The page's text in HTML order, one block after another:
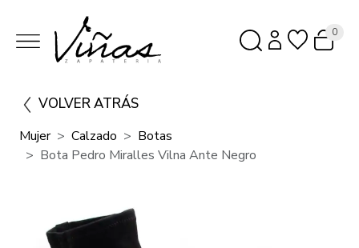
0
VOLVER ATRÁS
Mujer Calzado
Botas
Bota Pedro Miralles Vilna Ante Negro